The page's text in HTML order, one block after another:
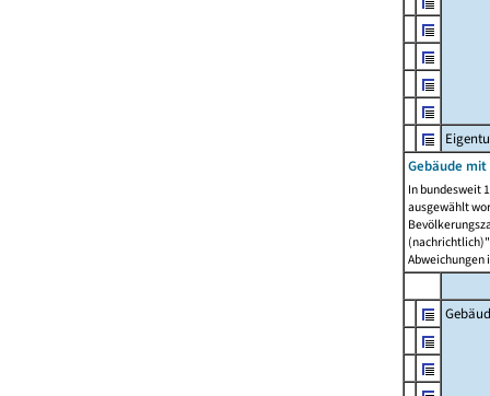
Gebäude
In bundesweit
ausgewählt
Abweichungen